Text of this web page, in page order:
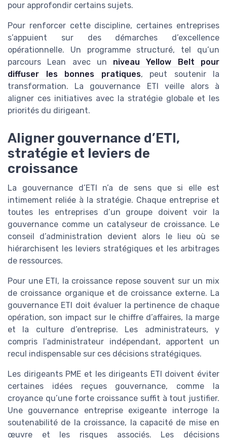
pour approfondir certains sujets.
Pour renforcer cette discipline, certaines entreprises
s’appuient sur des démarches d’excellence
opérationnelle. Un programme structuré, tel qu’un
parcours Lean avec un niveau Yellow Belt pour
diffuser les bonnes pratiques, peut soutenir la
transformation. La gouvernance ETI veille alors à
aligner ces initiatives avec la stratégie globale et les
priorités du dirigeant.
Aligner gouvernance d’ETI,
stratégie et leviers de
croissance
La gouvernance d’ETI n’a de sens que si elle est
intimement reliée à la stratégie. Chaque entreprise et
toutes les entreprises d’un groupe doivent voir la
gouvernance comme un catalyseur de croissance. Le
conseil d’administration devient alors le lieu où se
hiérarchisent les leviers stratégiques et les arbitrages
de ressources.
Pour une ETI, la croissance repose souvent sur un mix
de croissance organique et de croissance externe. La
gouvernance ETI doit évaluer la pertinence de chaque
opération, son impact sur le chiffre d’affaires, la marge
et la culture d’entreprise. Les administrateurs, y
compris l’administrateur indépendant, apportent un
recul indispensable sur ces décisions stratégiques.
Les dirigeants PME et les dirigeants ETI doivent éviter
certaines idées reçues gouvernance, comme la
croyance qu’une forte croissance suffit à tout justifier.
Une gouvernance entreprise exigeante interroge la
soutenabilité de la croissance, la capacité de mise en
œuvre et les risques associés. Les décisions